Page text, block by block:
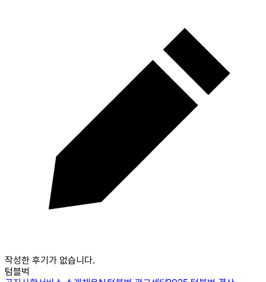
작성한 후기가 없습니다.
텀블벅